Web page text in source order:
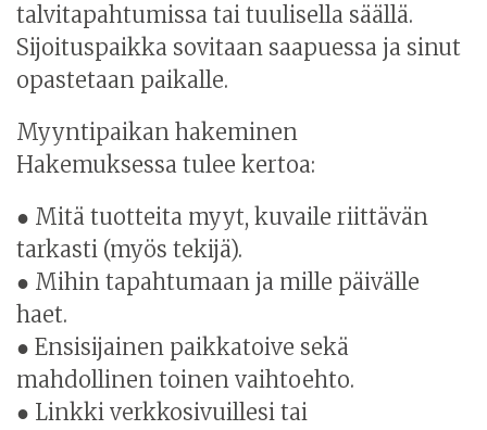
talvitapahtumissa tai tuulisella säällä.
Sijoituspaikka sovitaan saapuessa ja sinut
opastetaan paikalle.
Myyntipaikan hakeminen
Hakemuksessa tulee kertoa:
● Mitä tuotteita myyt, kuvaile riittävän
tarkasti (myös tekijä).
● Mihin tapahtumaan ja mille päivälle
haet.
● Ensisijainen paikkatoive sekä
mahdollinen toinen vaihtoehto.
● Linkki verkkosivuillesi tai